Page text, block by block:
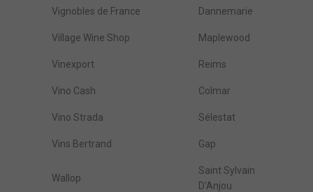
Vignobles de France Dannemarie
Village Wine Shop Maplewood
Vinexport Reims
Vino Cash Colmar
Vino Strada Sélestat
Vins Bertrand Gap
Wallop
Saint Sylvain
D'Anjou